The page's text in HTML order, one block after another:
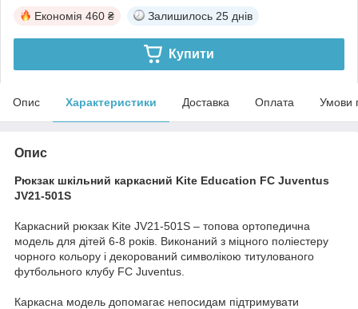
Економія 460 ₴ Залишилось 25 днів
Купити
Опис Характеристики Доставка Оплата Умови
Опис
Рюкзак шкільний каркасний Kite Education FC Juventus
JV21-501S
Каркасний рюкзак Kite JV21-501S – топова ортопедична
модель для дітей 6-8 років. Виконаний з міцного поліестеру
чорного кольору і декорований символікою титулованого
футбольного клубу FC Juventus.
Каркасна модель допомагає непосидам підтримувати